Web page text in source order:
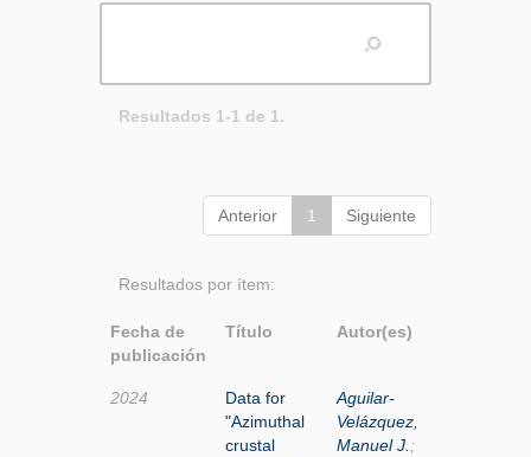
Resultados 1-1 de 1.
Anterior 1 Siguiente
Resultados por ítem:
Fecha de
publicación
Título Autor(es)
2024
Data for
"Azimuthal
crustal
Aguilar-
Velázquez,
Manuel J. ;